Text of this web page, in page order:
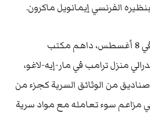
الفرنسي إيمانويل ماكرون.
وأشارت إلى أنه في 8 أغسطس، داهم مكتب
منزل ترامب في مار-إيه-لاغو،
صناديق من الوثائق السرية كجزء من
مزاعم سوء تعامله مع مواد سرية